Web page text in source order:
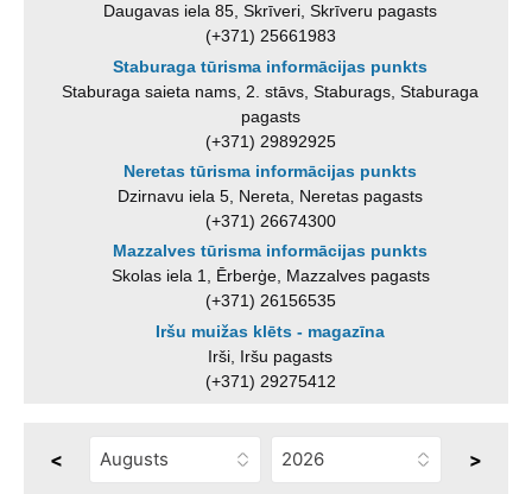
Daugavas iela 85, Skrīveri, Skrīveru pagasts
(+371) 25661983
Staburaga tūrisma informācijas punkts
Staburaga saieta nams, 2. stāvs, Staburags, Staburaga
pagasts
(+371) 29892925
Neretas tūrisma informācijas punkts
Dzirnavu iela 5, Nereta, Neretas pagasts
(+371) 26674300
Mazzalves tūrisma informācijas punkts
Skolas iela 1, Ērberģe, Mazzalves pagasts
(+371) 26156535
Iršu muižas klēts - magazīna
Irši, Iršu pagasts
(+371) 29275412
< >